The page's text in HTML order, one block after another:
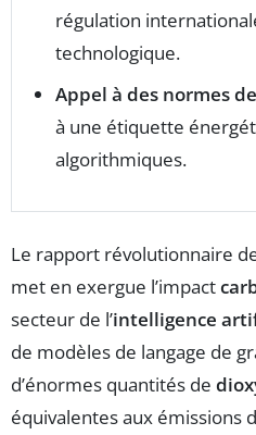
régulation
technologique.
Appel à des normes
à une étiquette
algorithmiques.
Le rapport révolutionnaire de
met en exergue l’impact
secteur de l’intelligence
de modèles de langage de
d’énormes quantités de
équivalentes aux émissions